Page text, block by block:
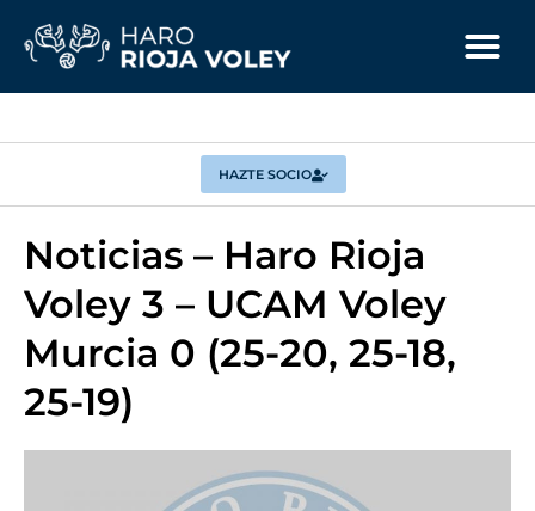
HAZTE SOCIO
Noticias – Haro Rioja
Voley 3 – UCAM Voley
Murcia 0 (25-20, 25-18,
25-19)